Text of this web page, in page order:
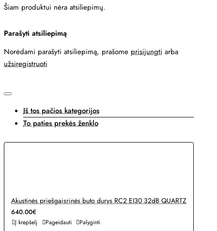
Šiam produktui nėra atsiliepimų.
Parašyti atsiliepimą
Norėdami parašyti atsiliepimą, prašome prisijungti arba
užsiregistruoti
Iš tos pačios kategorijos
To paties prekės ženklo
Akustinės priešgaisrinės buto durys RC2 EI30 32dB QUARTZ
640.00€
Į krepšelį Pageidauti Palyginti